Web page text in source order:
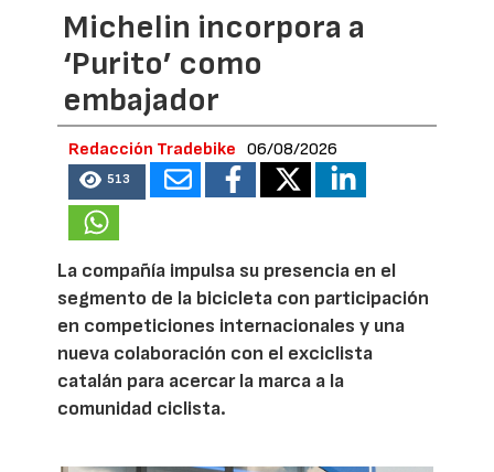
Michelin incorpora a
‘Purito’ como
embajador
Redacción Tradebike 06/08/2026
513
La compañía impulsa su presencia en el
segmento de la bicicleta con participación
en competiciones internacionales y una
nueva colaboración con el exciclista
catalán para acercar la marca a la
comunidad ciclista.